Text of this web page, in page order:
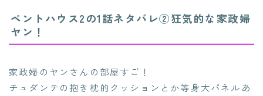
ペントハウス2の1話ネタバレ②狂気的な家政婦
ヤン！
家政婦のヤンさんの部屋すご！
チュダンテの抱き枕的クッションとか等身大パネルあ